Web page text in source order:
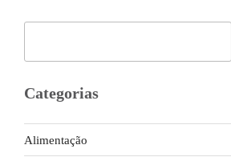
Categorias
Alimentação